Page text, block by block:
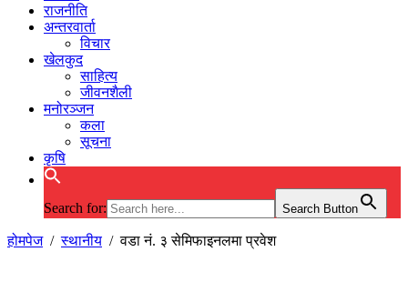
राजनीति
अन्तरवार्ता
विचार
खेलकुद
साहित्य
जीवनशैली
मनोरञ्जन
कला
सूचना
कृषि
Search for: Search Button
होमपेज/स्थानीय /वडा नं. ३ सेमिफाइनलमा प्रवेश